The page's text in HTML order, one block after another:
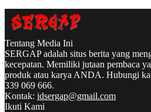
Tentang Media Ini
SERGAP adalah situs berita yang
kecepatan. Memiliki jutaan pembaca
produk atau karya ANDA. Hubungi
339 069 666.
Kontak: idsergap@gmail.com
Ikuti Kami